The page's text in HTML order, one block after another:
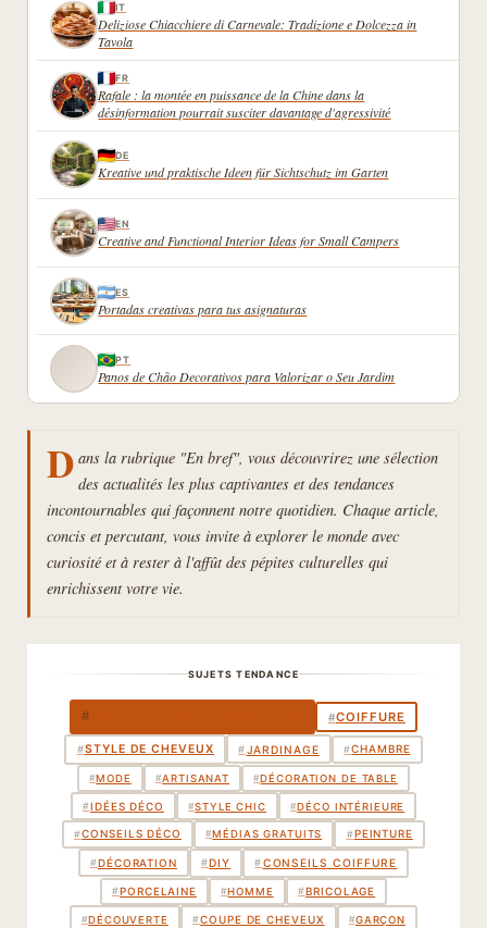
LES
IT
Deliziose Chiacchiere di Carnevale: Tradizione e Dolcezza in
Tavola
FR
Rafale : la montée en puissance de la Chine dans la
désinformation pourrait susciter davantage d'agressivité
DE
Kreative und praktische Ideen für Sichtschutz im Garten
EN
Creative and Functional Interior Ideas for Small Campers
ES
Portadas creativas para tus asignaturas
PT
Panos de Chão Decorativos para Valorizar o Seu Jardim
D ans la rubrique "En bref", vous découvrirez une sélection
des actualités les plus captivantes et des tendances
incontournables qui façonnent notre quotidien. Chaque article,
concis et percutant, vous invite à explorer le monde avec
curiosité et à rester à l'affût des pépites culturelles qui
enrichissent votre vie.
SUJETS TENDANCE
# #COIFFURE
#STYLE DE CHEVEUX #JARDINAGE #CHAMBRE
#MODE #ARTISANAT #DÉCORATION DE TABLE
#IDÉES DÉCO #STYLE CHIC #DÉCO INTÉRIEURE
#CONSEILS DÉCO # MÉDIAS GRATUITS #PEINTURE
#DÉCORATION #DIY #CONSEILS COIFFURE
#PORCELAINE #HOMME #BRICOLAGE
#DÉCOUVERTE #COUPE DE CHEVEUX #GARÇON